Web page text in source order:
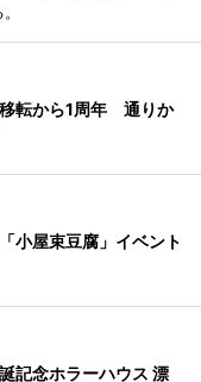
転から1周年 通りか
小屋束豆腐」イベント
記念ホラーハウス 漂